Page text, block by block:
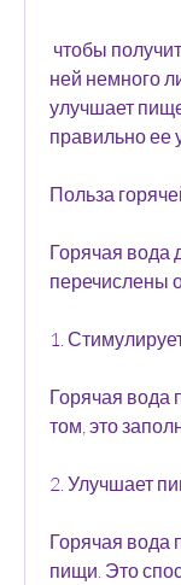
ней немного
улучшает
правильно ее
Польза
Горячая вода
перечислены
1.
Горячая вода
том, это
2. Улучшает
Горячая вода
пищи. Это